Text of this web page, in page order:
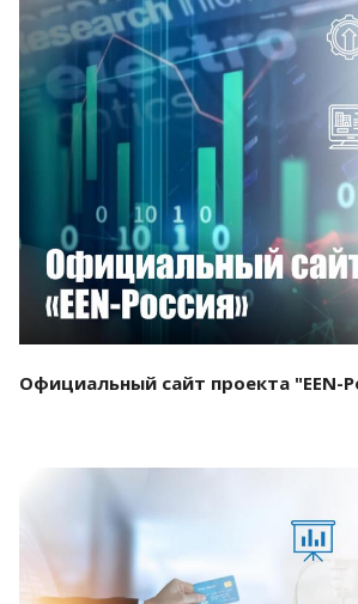
Смотреть проект
Официальный сайт проекта "EEN-